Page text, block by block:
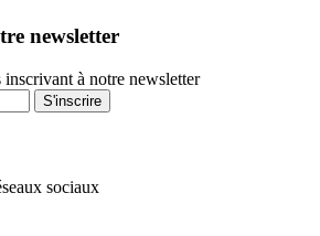
newsletter
à notre newsletter
S'inscrire
sociaux